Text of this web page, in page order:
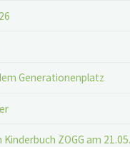
Generationenplatz
ZOGG am 21.05.